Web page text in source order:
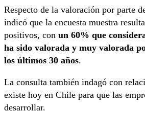
Respecto de la valoración por parte
indicó que la encuesta muestra
positivos, con un 60% que
ha sido valorada y muy valorada
los últimos 30 años.
La consulta también indagó con
existe hoy en Chile para que las
desarrollar.